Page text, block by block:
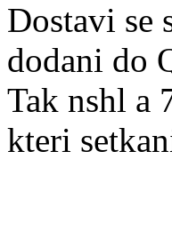
Dostavi se
dodani do
Tak nshl a
kteri